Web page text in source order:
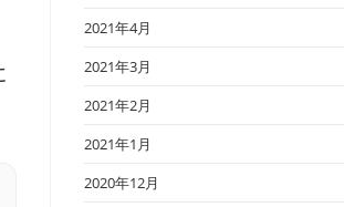
2021年4月
2021年3月
2021年2月
2021年1月
2020年12月